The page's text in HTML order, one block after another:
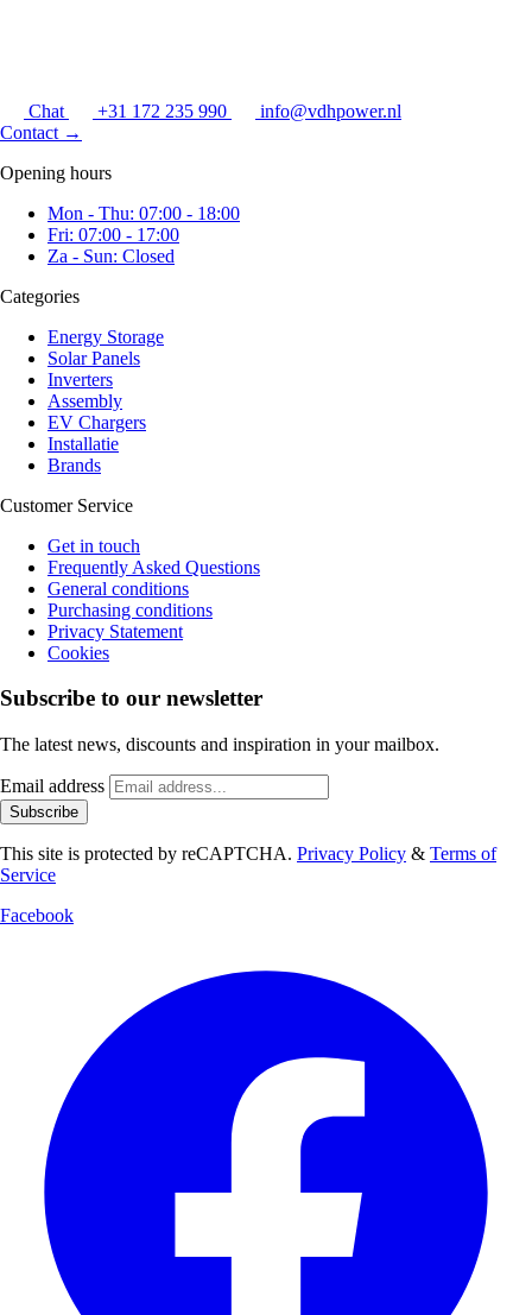
Chat +31 172 235 990
info@vdhpower.nl
Contact →
Opening hours
Mon - Thu: 07:00 - 18:00
Fri: 07:00 - 17:00
Za - Sun: Closed
Categories
Energy Storage
Solar Panels
Inverters
Assembly
EV Chargers
Installatie
Brands
Customer Service
Get in touch
Frequently Asked Questions
General conditions
Purchasing conditions
Privacy Statement
Cookies
Subscribe to our newsletter
The latest news, discounts and inspiration in your mailbox.
Email address
Subscribe
This site is protected by reCAPTCHA. Privacy Policy & Terms of
Service
Facebook